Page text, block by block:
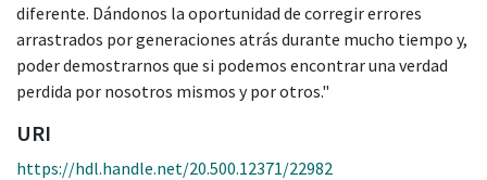
diferente. Dándonos la oportunidad de corregir errores
arrastrados por generaciones atrás durante mucho tiempo y,
poder demostrarnos que si podemos encontrar una verdad
perdida por nosotros mismos y por otros."
URI
https://hdl.handle.net/20.500.12371/22982